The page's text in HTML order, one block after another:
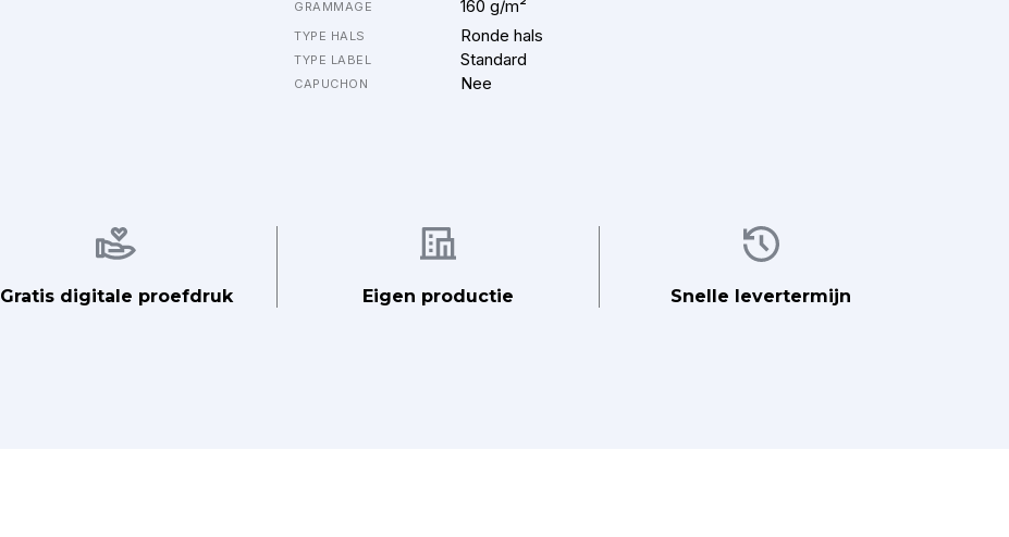
GRAMMAGE 160 g/m²
TYPE HALS Ronde hals
TYPE LABEL Standard
CAPUCHON Nee
Afbeelding
Gratis digitale proefdruk
Afbeelding
Eigen productie
Afbeelding
Snelle levertermijn